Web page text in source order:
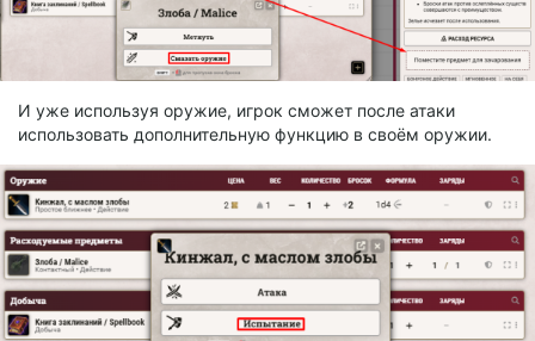
И уже используя оружие, игрок сможет после атаки
использовать дополнительную функцию в своём оружии.